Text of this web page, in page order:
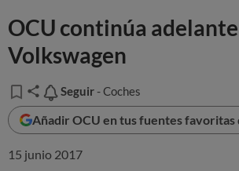
OCU continúa
Volkswagen
Seguir
Seguir - Coches
Añadir OCU en tus fuentes favoritas
15 junio 2017